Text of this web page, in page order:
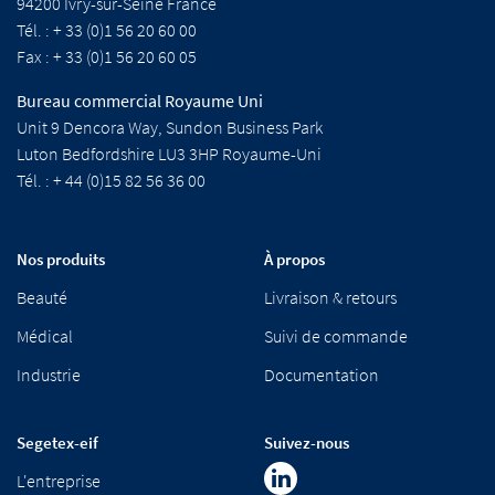
Tél. : + 33 (0)1 56 20 60 00
Fax : + 33 (0)1 56 20 60 05
Bureau commercial Royaume Uni
Unit 9 Dencora Way, Sundon Business Park
Luton Bedfordshire LU3 3HP Royaume-Uni
Tél. : + 44 (0)15 82 56 36 00
Nos produits
Beauté
Médical
Industrie
À propos
Livraison & retours
Suivi de commande
Documentation
Segetex-eif
L'entreprise
Suivez-nous